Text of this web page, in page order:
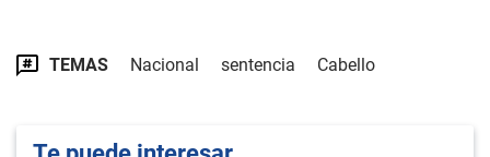
TEMAS Nacional sentencia Cabello